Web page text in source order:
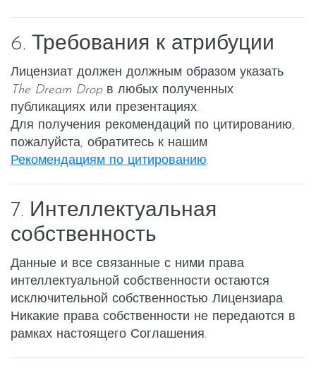
6. Требования к атрибуции
Лицензиат должен должным образом указать
The Dream Dropв любых полученных
публикациях или презентациях.
Для получения рекомендаций по цитированию,
пожалуйста, обратитесь к нашим
Рекомендациям по цитированию.
7. Интеллектуальная
собственность
Данные и все связанные с ними права
интеллектуальной собственности остаются
исключительной собственностью Лицензиара.
Никакие права собственности не передаются в
рамках настоящего Соглашения.